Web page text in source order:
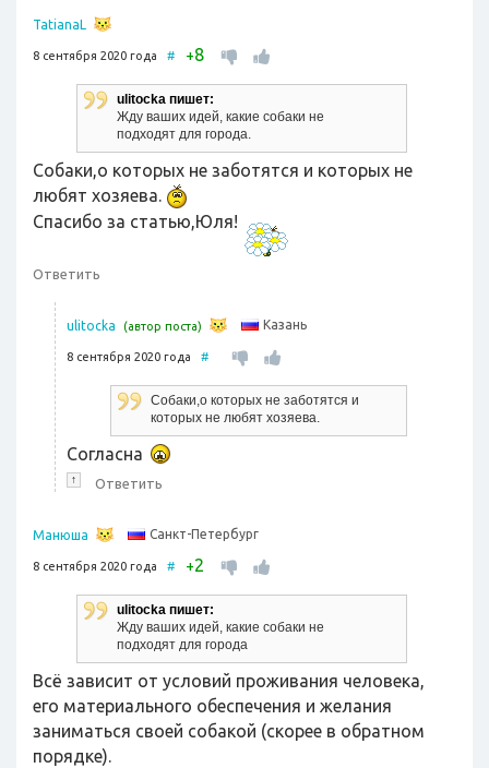
TatianaL
8 сентября 2020 года # +8
ulitocka пишет:
Жду ваших идей, какие собаки не
подходят для города.
Собаки,о которых не заботятся и которых не
любят хозяева.
Спасибо за статью,Юля!
Ответить
ulitocka (автор поста) Казань
8 сентября 2020 года #
Собаки,о которых не заботятся и
которых не любят хозяева.
Согласна
↑ Ответить
Манюша Санкт-Петербург
8 сентября 2020 года # +2
ulitocka пишет:
Жду ваших идей, какие собаки не
подходят для города
Всё зависит от условий проживания человека,
его материального обеспечения и желания
заниматься своей собакой (скорее в обратном
порядке).